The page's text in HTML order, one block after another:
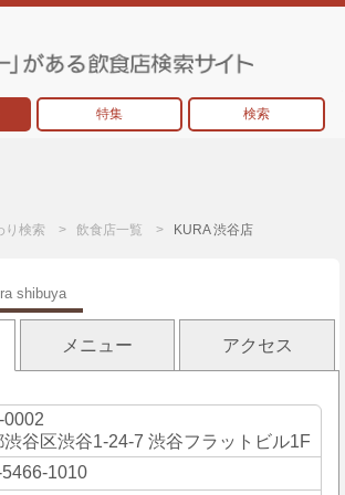
特集 検索
り検索 飲食店一覧 KURA 渋谷店
shibuya
メニュー アクセス
0002
渋谷区渋谷1-24-7 渋谷フラットビル1F
1010